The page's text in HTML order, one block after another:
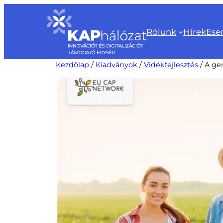
tartalomhoz
Rólunk Hírek
Kezdőlap / Kiadványok /Vidékfejlesztés / A